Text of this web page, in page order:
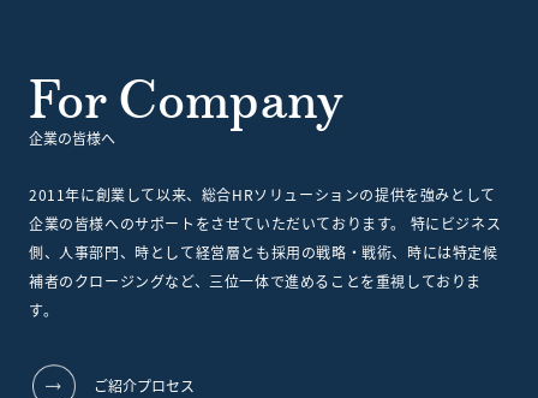
For Company
企業の皆様へ
2011年に創業して以来、総合HRソリューションの提供を強みとして
企業の皆様へのサポートをさせていただいております。 特にビジネス
側、人事部門、時として経営層とも採用の戦略・戦術、時には特定候
補者のクロージングなど、三位一体で進めることを重視しておりま
す。
ご紹介プロセス